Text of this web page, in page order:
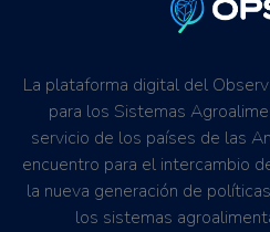
La plataforma digital del
para los Sistemas
servicio de los países de las
encuentro para el intercambio
la nueva generación de
los sistemas